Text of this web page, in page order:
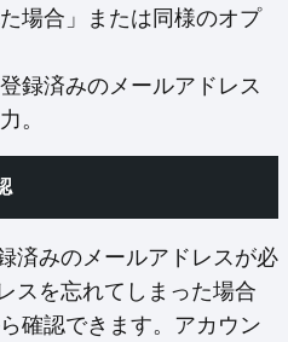
場合」または同様のオプ
録済みのメールアドレス
。
済みのメールアドレスが必
スを忘れてしまった場合
確認できます。アカウン